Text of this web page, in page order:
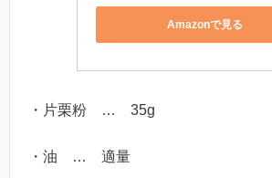
Amazonで見る
・片栗粉 … 35g
・油 … 適量